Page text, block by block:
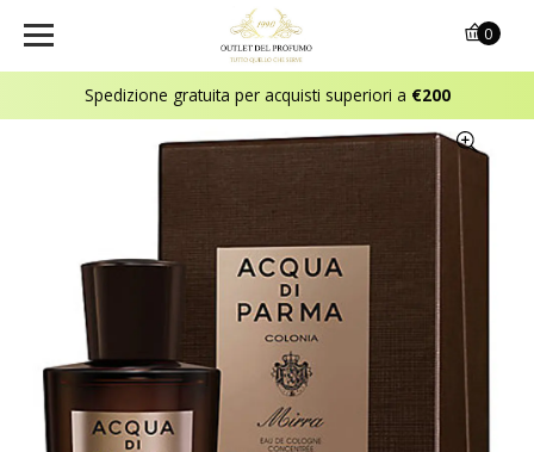
Spedizione gratuita per acquisti superiori a €200
0